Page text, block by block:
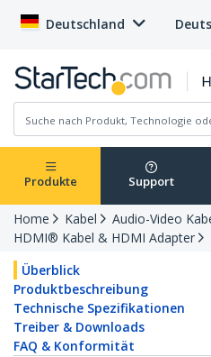
Deutschland
Produkte Support
Home Kabel
Audio-Video
HDMI® Kabel & HDMI Adapter
Überblick
Produktbeschreibung
Technische Spezifikationen
Treiber & Downloads
FAQ & Konformität